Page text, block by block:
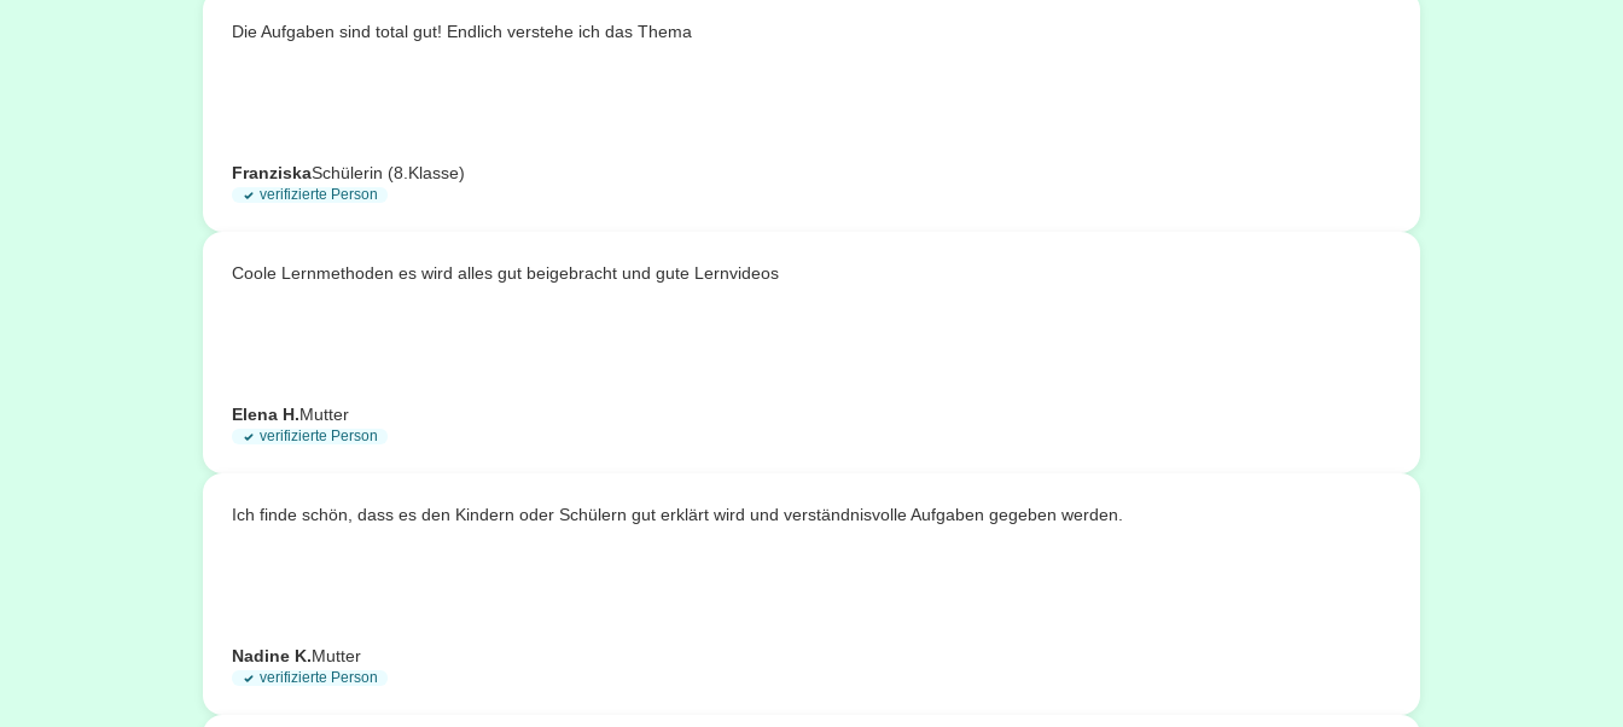
Die Aufgaben sind total gut! Endlich verstehe ich das Thema
FranziskaSchülerin (8.Klasse)
verifizierte Person
Coole Lernmethoden es wird alles gut beigebracht und gute Lernvideos
Elena H.Mutter
verifizierte Person
Ich finde schön, dass es den Kindern oder Schülern gut erklärt wird und verständnisvolle Aufgaben gegeben werden.
Nadine K.Mutter
verifizierte Person